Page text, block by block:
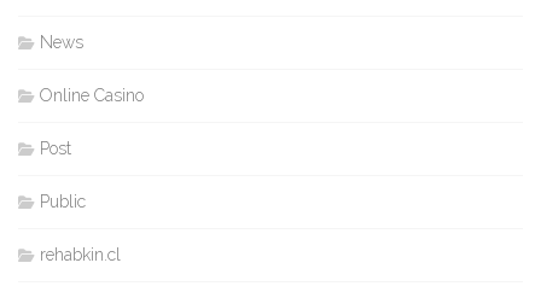
News
Online Casino
Post
Public
rehabkin.cl